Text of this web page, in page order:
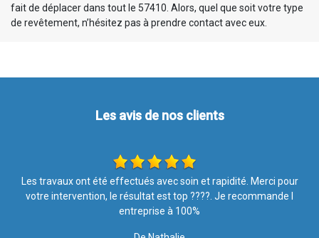
fait de déplacer dans tout le 57410. Alors, quel que soit votre type
de revêtement, n’hésitez pas à prendre contact avec eux.
Les avis de nos clients
Je recommande au top !!
De Marine